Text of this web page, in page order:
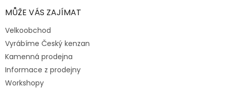
MŮŽE VÁS ZAJÍMAT
Velkoobchod
Vyrábíme Český kenzan
Kamenná prodejna
Informace z prodejny
Workshopy